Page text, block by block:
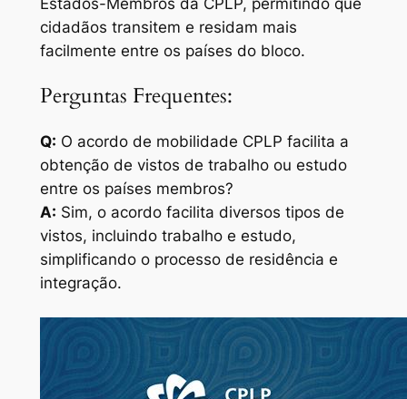
Estados-Membros da CPLP, permitindo que
cidadãos transitem e residam mais
facilmente entre os países do bloco.
Perguntas Frequentes:
Q: O acordo de mobilidade CPLP facilita a
obtenção de vistos de trabalho ou estudo
entre os países membros?
A: Sim, o acordo facilita diversos tipos de
vistos, incluindo trabalho e estudo,
simplificando o processo de residência e
integração.